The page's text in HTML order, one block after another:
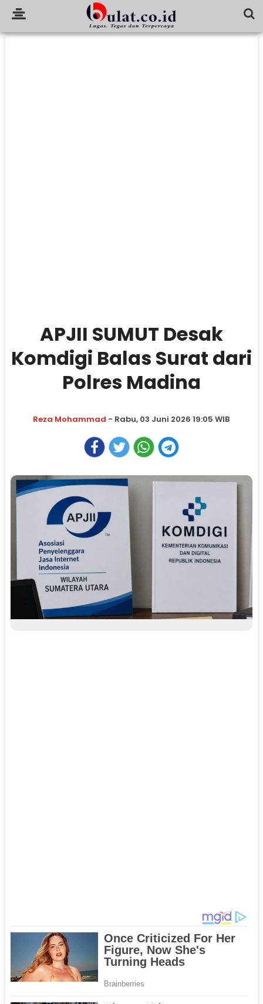
APJII SUMUT Desak
Komdigi Balas Surat dari
Polres Madina
Reza Mohammad - Rabu, 03 Juni 2026 19:05 WIB